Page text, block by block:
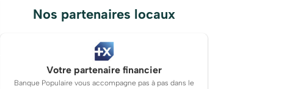
Nos partenaires locaux
Votre partenaire financier
Banque Populaire vous accompagne pas à pas dans le